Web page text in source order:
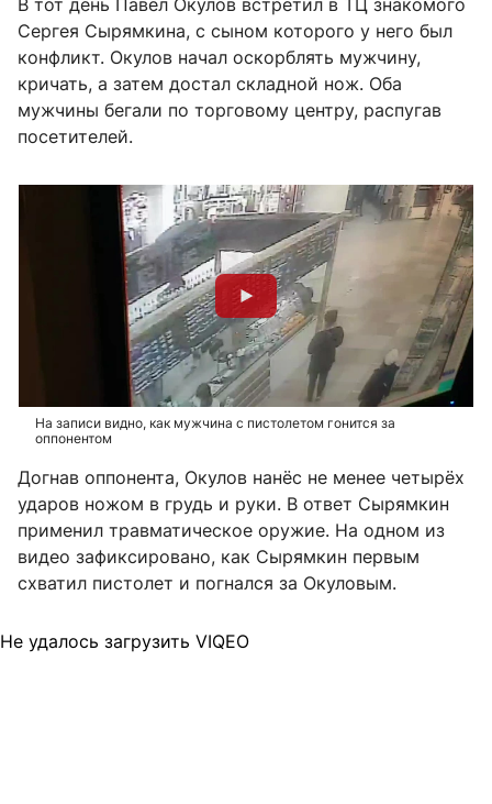
В тот день Павел Окулов встретил в ТЦ знакомого
Сергея Сырямкина, с сыном которого у него был
конфликт. Окулов начал оскорблять мужчину,
кричать, а затем достал складной нож. Оба
мужчины бегали по торговому центру, распугав
посетителей.
На записи видно, как мужчина с пистолетом гонится за
оппонентом
Догнав оппонента, Окулов нанёс не менее четырёх
ударов ножом в грудь и руки. В ответ Сырямкин
применил травматическое оружие. На одном из
видео зафиксировано, как Сырямкин первым
схватил пистолет и погнался за Окуловым.
Не удалось загрузить VIQEO